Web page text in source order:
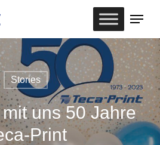
Menu
Stories
uns 50 Jahre
Print
Close
Menu